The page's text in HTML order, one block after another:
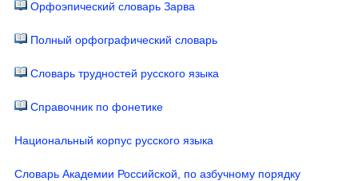
Орфоэпический словарь Зарва
Полный орфографический словарь
Словарь трудностей русского языка
Справочник по фонетике
Национальный корпус русского языка
Словарь Академии Российской, по азбучному порядку